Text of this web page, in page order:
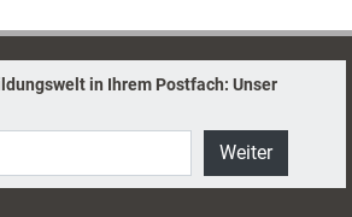
in Ihrem Postfach: Unser
Weiter